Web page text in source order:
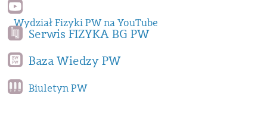
Wydział Fizyki PW na YouTube
Serwis FIZYKA BG PW
Baza Wiedzy PW
Biuletyn PW